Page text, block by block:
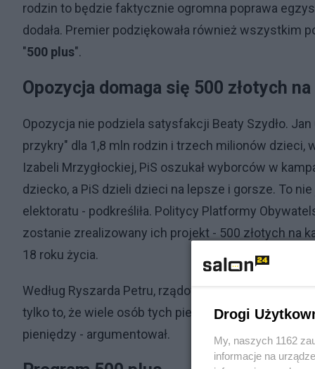
rodzin to będzie faktycznie ogromna poprawa
dodała. Premier podziękowała również wszystkim
"500 plus".
Opozycja domaga się 500 złotych
Opozycja nie podziela satysfakcji Beaty Szydło.
przykry" dla 1,8 mln rodzin i trzech milionów dzieci,
Izabeli Mrzygłockiej, PiS oszukał wyborców w
dziecko, a PiS dzieli dzieci na lepsze i gorsze. To
elektoratu - podkreśliła. Politycy Platformy
zostanie zrealizowany ich projekt - 500 złotych na
18 roku życia.
Według Ryszarda Petru, rządowy program jest
tylko to, że wiele osób tych pieniędzy nie otrzyma,
pieniędzy - argumentował.
Drogi
My, naszych 1162
informacje na